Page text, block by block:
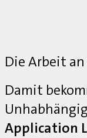
Die Arbeit
Damit
Application